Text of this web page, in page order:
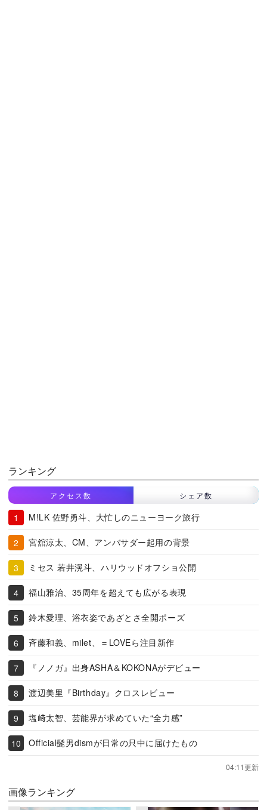
ランキング
アクセス数 シェア数
M!LK 佐野勇斗、大忙しのニューヨーク旅行
宮舘涼太、CM、アンバサダー起用の背景
ミセス 若井滉斗、ハリウッドオフショ公開
福山雅治、35周年を超えても広がる表現
鈴木愛理、浴衣姿であざとさ全開ポーズ
斉藤和義、milet、＝LOVEら注目新作
『ノノガ』出身ASHA＆KOKONAがデビュー
渡辺美里『Birthday』クロスレビュー
塩﨑太智、芸能界が求めていた“全力感”
Official髭男dismが日常の只中に届けたもの
04:11更新
画像ランキング